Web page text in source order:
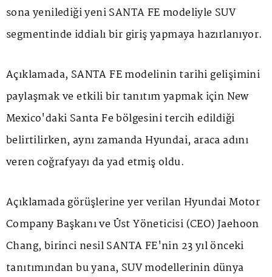
sona yenilediği yeni SANTA FE modeliyle SUV
segmentinde iddialı bir giriş yapmaya hazırlanıyor.
Açıklamada, SANTA FE modelinin tarihi gelişimini
paylaşmak ve etkili bir tanıtım yapmak için New
Mexico'daki Santa Fe bölgesini tercih edildiği
belirtilirken, aynı zamanda Hyundai, araca adını
veren coğrafyayı da yad etmiş oldu.
Açıklamada görüşlerine yer verilan Hyundai Motor
Company Başkanı ve Üst Yöneticisi (CEO) Jaehoon
Chang, birinci nesil SANTA FE'nin 23 yıl önceki
tanıtımından bu yana, SUV modellerinin dünya